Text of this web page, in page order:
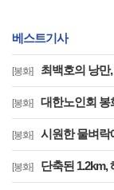
베스트기사
[봉화] 최백호의 낭만
[봉화] 대한노인회 봉화
[봉화] 시원한 물벼락에
[봉화] 단축된 1.2km, 해